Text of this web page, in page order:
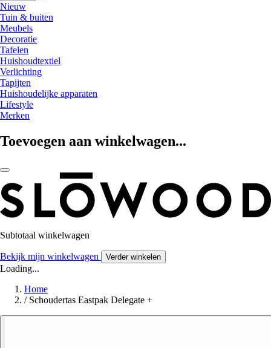
Nieuw
Tuin & buiten
Meubels
Decoratie
Tafelen
Huishoudtextiel
Verlichting
Tapijten
Huishoudelijke apparaten
Lifestyle
Merken
Toevoegen aan winkelwagen...
Subtotaal winkelwagen
Bekijk mijn winkelwagen Verder winkelen
Loading...
Home
/ Schoudertas Eastpak Delegate +